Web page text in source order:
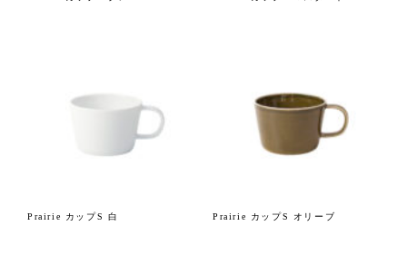
Prairie カップS 白 Prairie カップS オリーブ